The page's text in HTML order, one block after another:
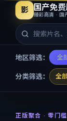
影 国产免
臻彩高清 · 国
地区筛选： 全
分类筛选： 全
正版聚合 · 零门